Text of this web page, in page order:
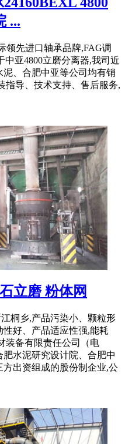
...
领先进口轴承品牌,FAG调
中亚4800立磨分离器,我司近
、合肥中亚等公司均有销
指导、技术支持、售后服务,
立磨 粉体网
桐乡,产品污染小、颗粒形
好、产品适应性强,能耗
装备有限责任公司（电
水泥研究设计院、合肥中
出资组成的股份制企业,公